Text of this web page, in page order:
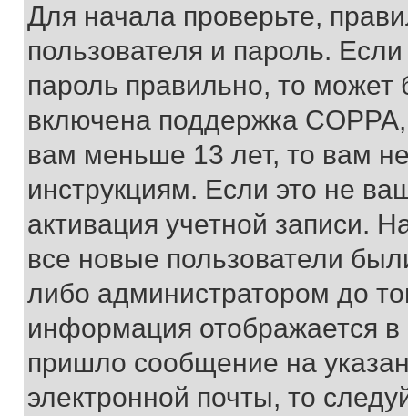
Для начала проверьте,
пользователя и пароль.
пароль правильно, то может
включена поддержка
вам меньше 13 лет, то вам
инструкциям. Если это не
активация учетной записи.
все новые пользователи
либо администратором до
информация отображается
пришло сообщение на
электронной почты, то